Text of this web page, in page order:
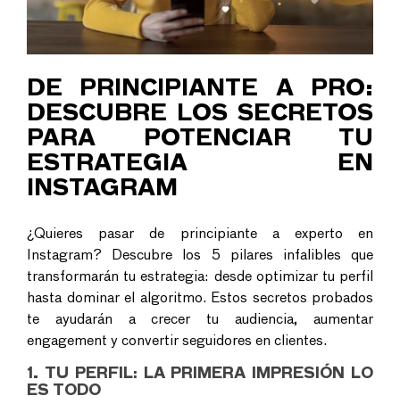
DE PRINCIPIANTE A PRO:
DESCUBRE LOS SECRETOS
PARA POTENCIAR TU
ESTRATEGIA EN
INSTAGRAM
¿Quieres pasar de principiante a experto en
Instagram? Descubre los 5 pilares infalibles que
transformarán tu estrategia: desde optimizar tu perfil
hasta dominar el algoritmo. Estos secretos probados
te ayudarán a crecer tu audiencia, aumentar
engagement y convertir seguidores en clientes.
1. TU PERFIL: LA PRIMERA IMPRESIÓN LO
ES TODO